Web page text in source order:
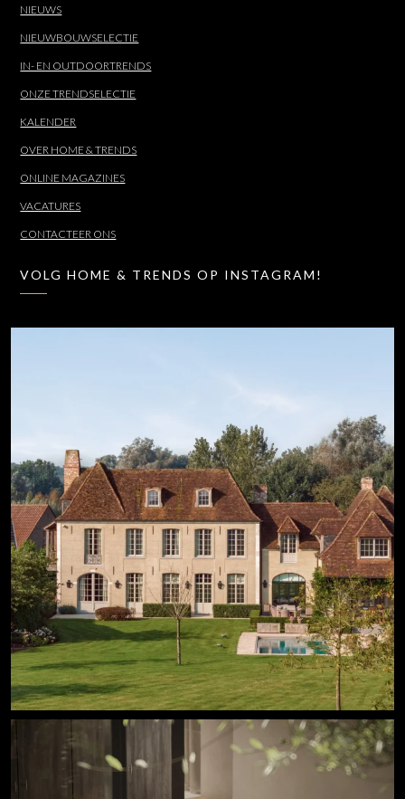
NIEUWS
NIEUWBOUWSELECTIE
IN- EN OUTDOORTRENDS
ONZE TRENDSELECTIE
KALENDER
OVER HOME & TRENDS
ONLINE MAGAZINES
VACATURES
CONTACTEER ONS
VOLG HOME & TRENDS OP INSTAGRAM!